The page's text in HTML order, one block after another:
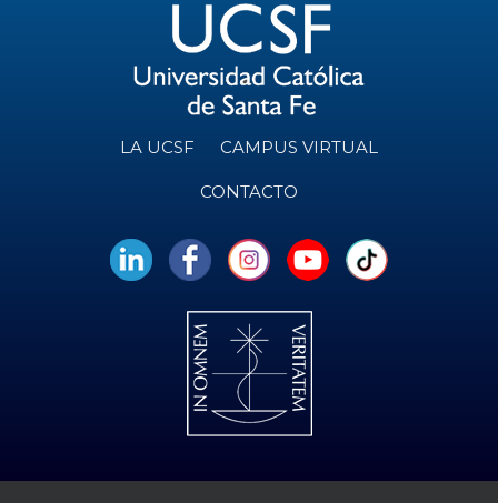
LA UCSF CAMPUS VIRTUAL
CONTACTO